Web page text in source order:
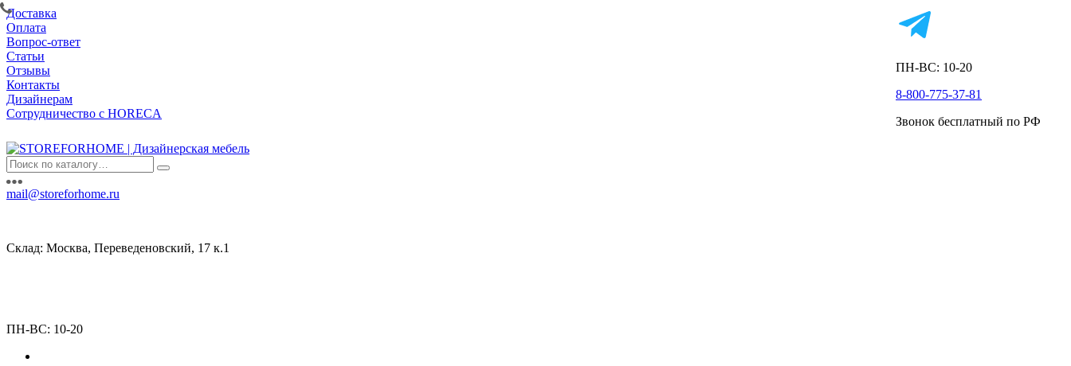
Доставка
Оплата
Вопрос-ответ
Статьи
Отзывы
Контакты
Дизайнерам
Сотрудничество с HORECA
ПН-ВС: 10-20
8-800-775-37-81
Звонок бесплатный по РФ
mail@storeforhome.ru
Склад: Москва, Переведеновский, 17 к.1
ПН-ВС: 10-20